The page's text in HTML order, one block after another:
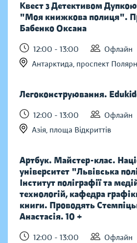
Квест з Детективом
"Моя книжкова полиця".
Бабенко Оксана
12:00 - 13:00
Офлайн
Антарктида, проспект
Легоконструювання.
12:00 - 13:00
Офлайн
Азія, площа Відкриттів
Артбук. Майстер-клас.
університет "Львівська
Інститут поліграфії та
технологій, кафедра
книги. Проводять
Анастасія. 10 +
12:00 - 13:00
Офлайн